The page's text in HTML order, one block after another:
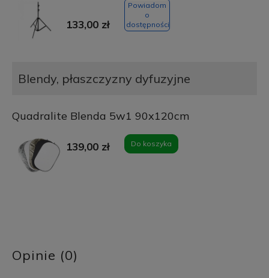
133,00 zł
Powiadom
o
dostępności
Blendy, płaszczyzny dyfuzyjne
Quadralite Blenda 5w1 90x120cm
139,00 zł Do koszyka
Opinie (0)